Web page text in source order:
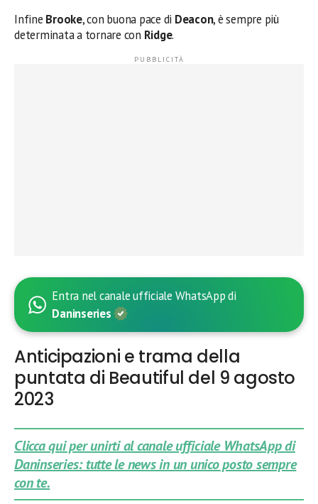
Infine Brooke, con buona pace di Deacon, è sempre più
determinata a tornare con Ridge.
Entra nel canale ufficiale WhatsApp di
Daninseries
Anticipazioni e trama della
puntata di Beautiful del 9 agosto
2023
Clicca qui per unirti al canale ufficiale WhatsApp di
Daninseries: tutte le news in un unico posto sempre
con te.